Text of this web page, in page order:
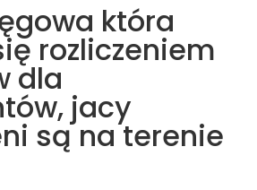
która
rozliczeniem
dla
jacy
są na terenie